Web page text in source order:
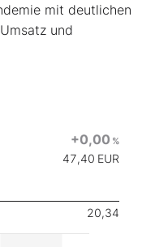
mit deutlichen
und
+0,00 %
47,40 EUR
20,34